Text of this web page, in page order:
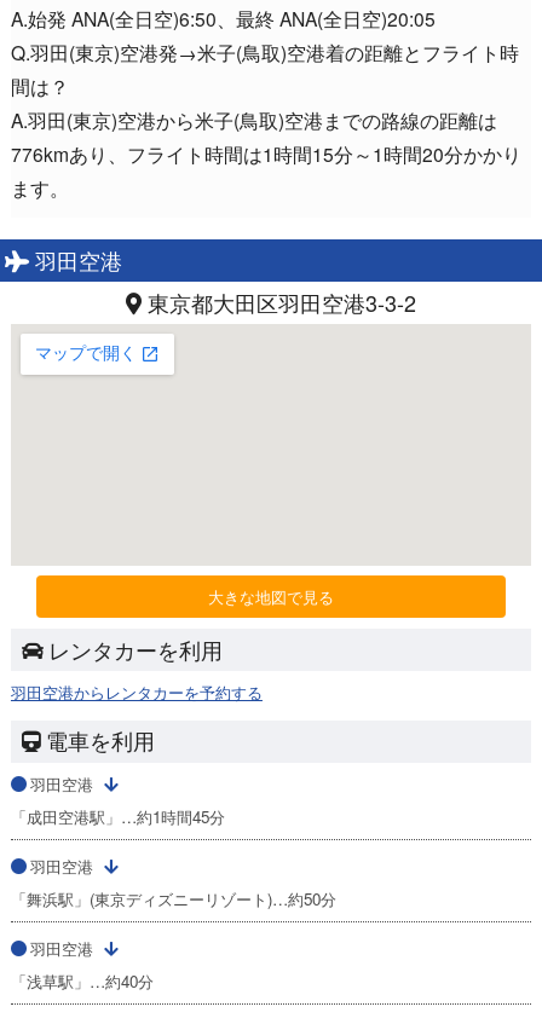
A.始発 ANA(全日空)6:50、最終 ANA(全日空)20:05
Q.羽田(東京)空港発→米子(鳥取)空港着の距離とフライト時
間は？
A.羽田(東京)空港から米子(鳥取)空港までの路線の距離は
776kmあり、フライト時間は1時間15分～1時間20分かかり
ます。
羽田空港
東京都大田区羽田空港3-3-2
大きな地図で見る
レンタカーを利用
羽田空港からレンタカーを予約する
電車を利用
羽田空港
「成田空港駅」…約1時間45分
羽田空港
「舞浜駅」(東京ディズニーリゾート)…約50分
羽田空港
「浅草駅」…約40分